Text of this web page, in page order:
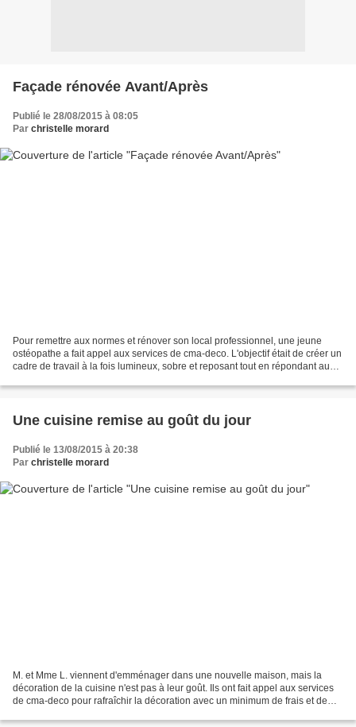
Façade rénovée Avant/Après
Publié le 28/08/2015 à 08:05
Par christelle morard
Pour remettre aux normes et rénover son local professionnel, une jeune
ostéopathe a fait appel aux services de cma-deco. L'objectif était de créer un
cadre de travail à la fois lumineux, sobre et reposant tout en répondant aux
Une cuisine remise au goût du jour
Publié le 13/08/2015 à 20:38
Par christelle morard
M. et Mme L. viennent d'emménager dans une nouvelle maison, mais la
décoration de la cuisine n'est pas à leur goût. Ils ont fait appel aux services
de cma-deco pour rafraîchir la décoration avec un minimum de frais et de